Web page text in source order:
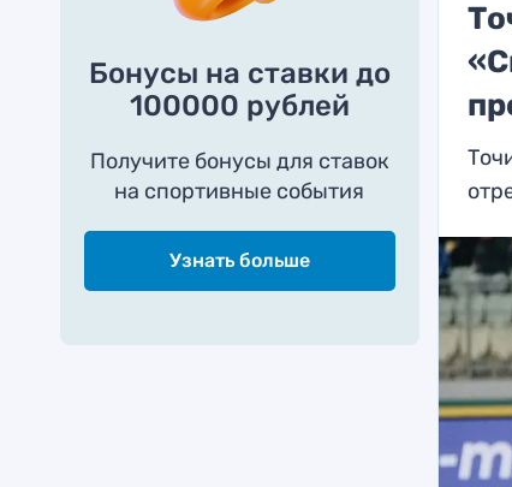
Бонусы на ставки до
100000 рублей
Получите бонусы для ставок
на спортивные события
Узнать больше